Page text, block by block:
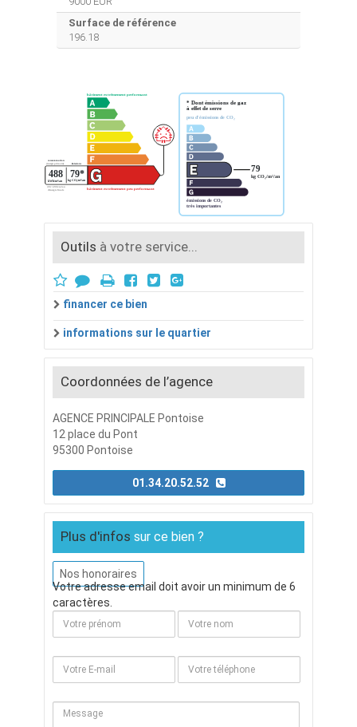
Surface de référence
196.18
Outils à votre service...
financer ce bien
informations sur le quartier
Coordonnées de l’agence
AGENCE PRINCIPALE Pontoise
12 place du Pont
95300 Pontoise
Plus d'infos sur ce bien ?
Nos honoraires
Votre adresse email doit avoir un minimum de 6
caractères.